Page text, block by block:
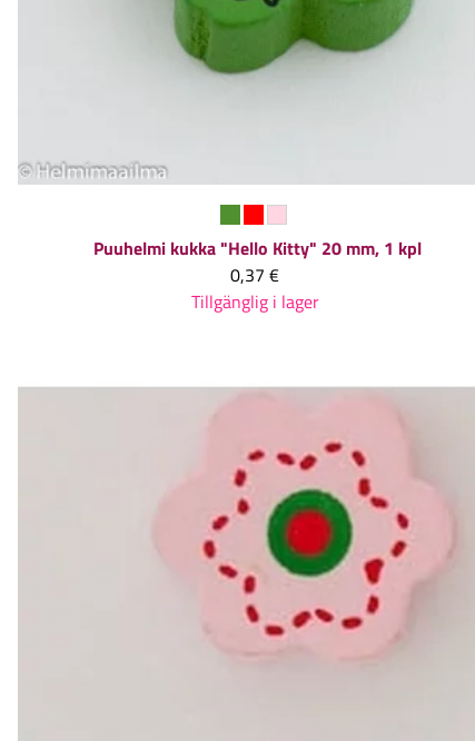
Puuhelmi kukka "Hello Kitty" 20 mm, 1 kpl
0,37 €
Tillgänglig i lager